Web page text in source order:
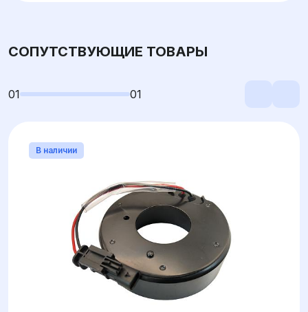
СОПУТСТВУЮЩИЕ ТОВАРЫ
01 01
В наличии